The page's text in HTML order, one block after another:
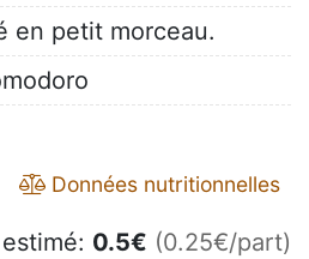
en petit morceau.
Données nutritionnelles
0.5€ (0.25€/part)